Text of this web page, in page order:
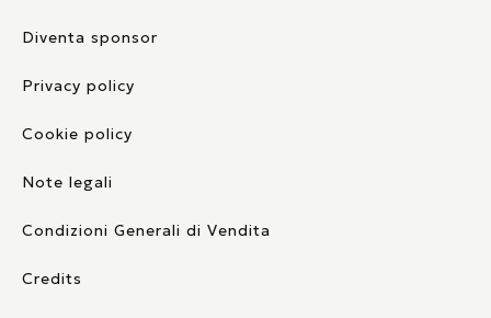
Diventa sponsor
Privacy policy
Cookie policy
Note legali
Condizioni Generali di Vendita
Credits